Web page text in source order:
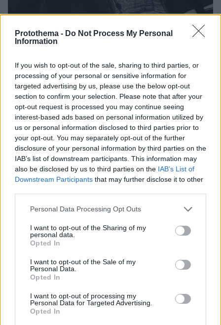
Protothema - Do Not Process My Personal
Information
If you wish to opt-out of the sale, sharing to third parties, or
processing of your personal or sensitive information for
targeted advertising by us, please use the below opt-out
section to confirm your selection. Please note that after your
opt-out request is processed you may continue seeing
interest-based ads based on personal information utilized by
us or personal information disclosed to third parties prior to
your opt-out. You may separately opt-out of the further
disclosure of your personal information by third parties on the
IAB’s list of downstream participants. This information may
also be disclosed by us to third parties on the IAB’s List of
Downstream Participants that may further disclose it to other
Please note that this website/app uses one or more Google
not limited to your visit or usage behaviour. You may click to
grant or deny consent to Google and its third-party tags to
use your data for below specified purposes in below Google
consent section.
Personal Data Processing Opt Outs
I want to opt-out of the Sharing of my
personal data.
Opted In
I want to opt-out of the Sale of my
Personal Data.
Opted In
I want to opt-out of processing my
Personal Data for Targeted Advertising.
Opted In
Ματθαίος Γιαννούλης για την κακοκαιρία Bora: Είμαι για
4η μέρα εγκλωβισμένος στη Ρόδο
Μας είπαν ότι θα φύγουμε σήμερα το μεσημέρι αλλά
δεν ξέρω τι θα γίνει, πρόσθεσε ο τραγουδιστής